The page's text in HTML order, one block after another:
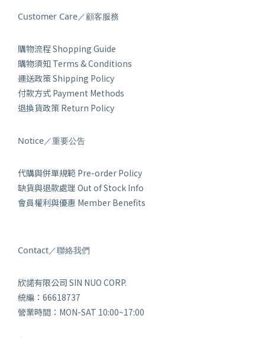
Customer Care／顧客服務
購物流程 Shopping Guide
購物須知 Terms & Conditions
運送政策 Shipping Policy
付款方式 Payment Methods
退換貨政策 Return Policy
Notice／重要公告
代購與併單規範 Pre-order Policy
缺貨與退款處理 Out of Stock Info
會員權利與優惠 Member Benefits
Contact／聯絡我們
欣諾有限公司 SIN NUO CORP.
統編：66618737
營業時間：MON-SAT 10:00~17:00